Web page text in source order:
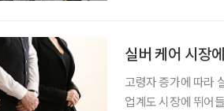
실버 케어 시장
고령자 증가에 따라
업계도 시장에 뛰어